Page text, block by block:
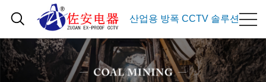
산업용 방폭 CCTV 솔루션